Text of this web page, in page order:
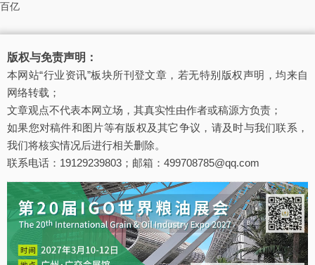
百亿
版权与免责声明：
本网站“行业资讯”板块所刊登文章，若无特别版权声明，均来自
网络转载；
文章观点不代表本网立场，其真实性由作者或稿源方负责；
如果您对稿件和图片等有版权及其它争议，请及时与我们联系，
我们将核实情况后进行相关删除。
联系电话：19129239803；邮箱：499708785@qq.com